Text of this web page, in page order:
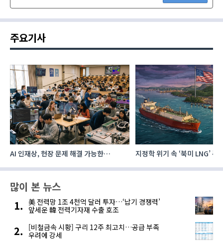
주요기사
AI 인재상, 현장 문제 해결 가능한
지정학 위기 속 ‘북미 LNG’
많이 본 뉴스
美 전력망 1조 4천억 달러 투자…‘납기 경쟁력’
앞세운 韓 전력기자재 수출 호조
[비철금속 시황] 구리 12주 최고치…공급 부족
우려에 강세